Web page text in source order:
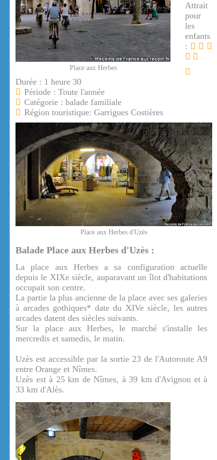
Place aux Herbes
Attrait
pour
les
enfants
:
Durée : 1 heure 30
Période : Toute l'année
Catégorie : balade familiale
Région touristique: Garrigues Costières
Place aux Herbes d'Uzès
Balade Place aux Herbes d'Uzès :
La place aux Herbes a sa configuration actuelle
depuis le XIXe siècle, auparavant un îlot d'habitations
occupait son centre.
La partie la plus ancienne de la place avec ses galeries
à arcades gothiques* date du XIVe siècle, les autres
arcades datent des siècles suivants.
Sur la place aux Herbes, le marché s'installe les
mercredis et samedis, le matin.
Uzès est accessible par la sortie 23 de l'Autoroute A9
entre Orange et Nîmes.
Uzès est à 25 km de Nîmes, à 39 km d'Avignon et à
33 km d'Alès.